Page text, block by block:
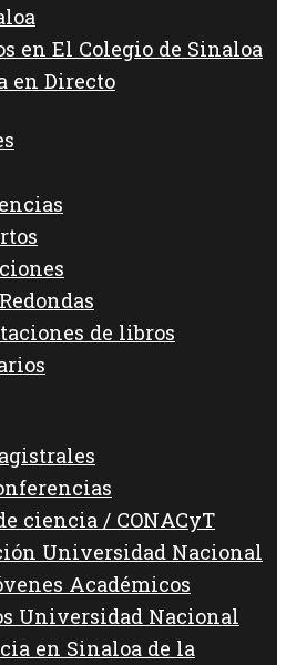
en El Colegio de Sinaloa
en Directo
de libros
ciencia / CONACyT
Universidad Nacional
Académicos
Universidad Nacional
en Sinaloa de la